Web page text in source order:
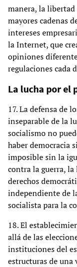
manera, la libertad
mayores cadenas
intereses
la Internet, que
opiniones
regulaciones cada
La lucha por el
17. La defensa de
inseparable de la
socialismo no
haber democracia
imposible sin la
contra la guerra,
derechos
independiente de
socialista para la
18. El
allá de las
instituciones del
estructuras de